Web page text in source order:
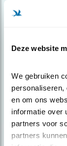
Deze website
We gebruiken
en om ons
informatie over
partners voor
partners
Meld je aan
over vogels en